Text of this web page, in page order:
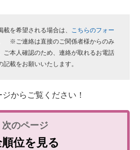
載を希望される場合は、 こちらのフォー
※ご連絡は直接のご関係者様からのみ
ご本人確認のため、連絡が取れるお電話
載をお願いいたします。
からご覧ください！
位を見る